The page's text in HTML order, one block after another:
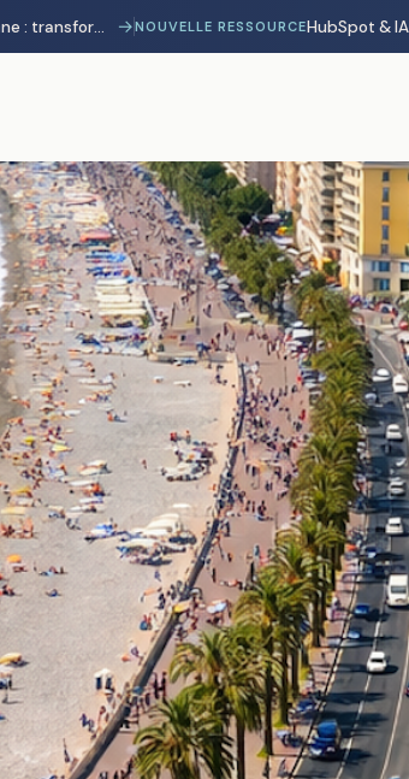
Automatisation comptable avec Pennylane : transformer la charge administrative en avantage stratégique →NOUVELLE RESSOURCE